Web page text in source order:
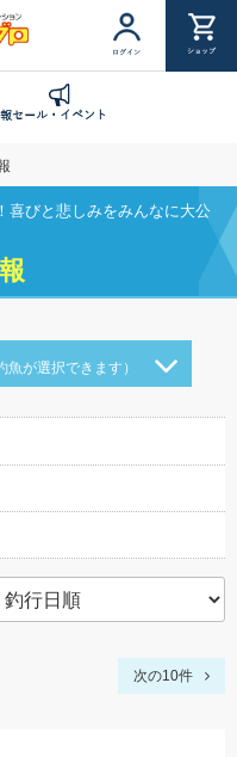
ログイン ショップ
セール・イベント
喜びと悲しみをみんなに大公
魚が選択できます）
次の10件